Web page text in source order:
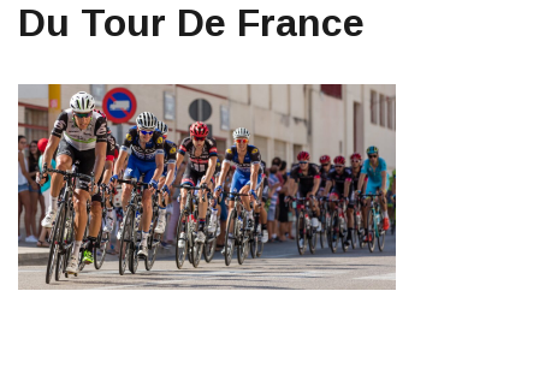
Du Tour De France